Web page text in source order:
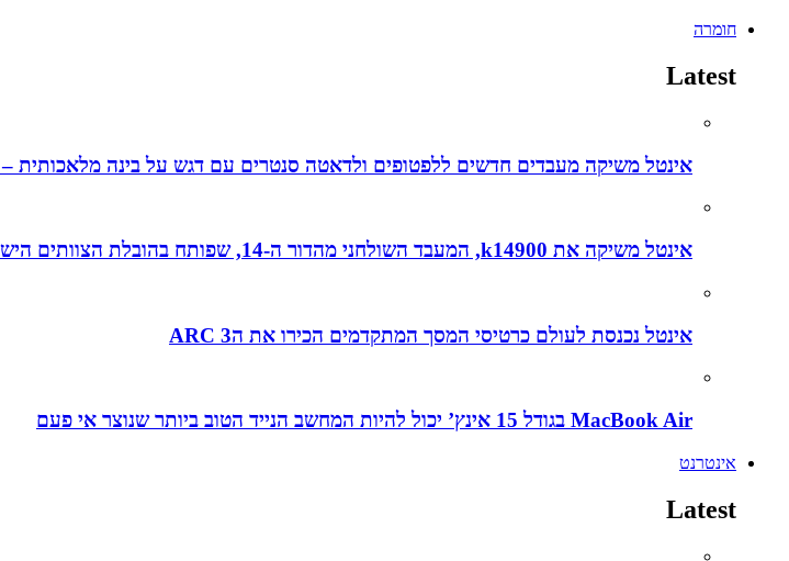
חומרה
Latest
אינטל משיקה מעבדים חדשים ללפטופים ולדאטה סנטרים עם דגש על בינה מלאכותית – Intel Ultra Core ו- Intel Xeon מהדור ה-5
אינטל משיקה את k14900, המעבד השולחני מהדור ה-14, שפותח בהובלת הצוותים הישראלים
אינטל נכנסת לעולם כרטיסי המסך המתקדמים הכירו את הARC 3
MacBook Air בגודל 15 אינץ’ יכול להיות המחשב הנייד הטוב ביותר שנוצר אי פעם
אינטרנט
Latest